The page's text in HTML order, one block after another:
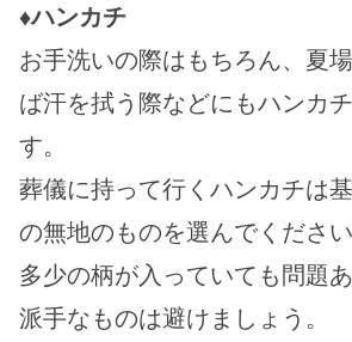
♦ハンカチ
お手洗いの際はもちろん、夏
ば汗を拭う際などにもハンカ
す。
葬儀に持って行くハンカチは
の無地のものを選んでください
多少の柄が入っていても問題あ
派手なものは避けましょう。